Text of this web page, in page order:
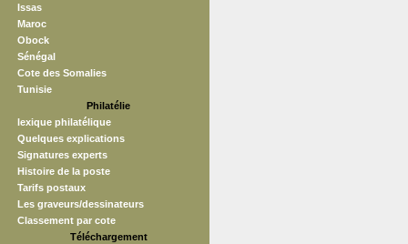
Issas
Maroc
Obock
Sénégal
Cote des Somalies
Tunisie
Philatélie
lexique philatélique
Quelques explications
Signatures experts
Histoire de la poste
Tarifs postaux
Les graveurs/dessinateurs
Classement par cote
Téléchargement